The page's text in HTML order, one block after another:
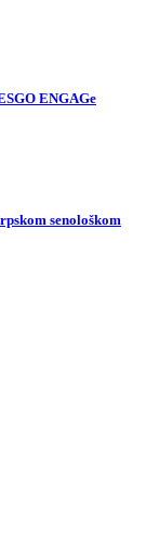
ENGAGe
senološkom